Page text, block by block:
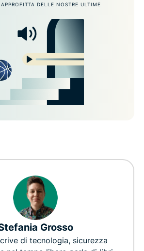
DELLE NOSTRE ULTIME
Grosso
di tecnologia, sicurezza